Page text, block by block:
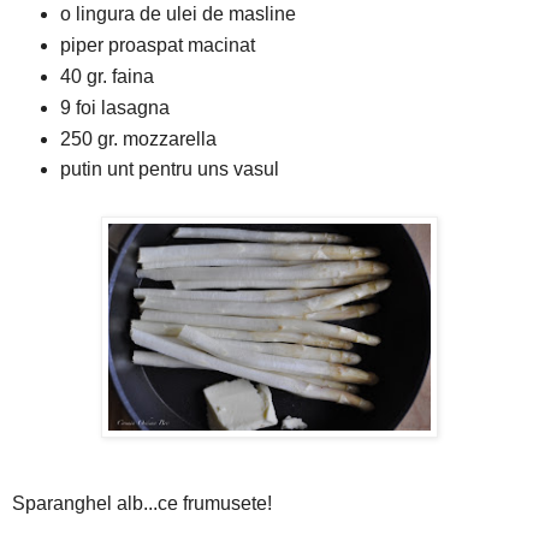
o lingura de ulei de masline
piper proaspat macinat
40 gr. faina
9 foi lasagna
250 gr. mozzarella
putin unt pentru uns vasul
Sparanghel alb...ce frumusete!